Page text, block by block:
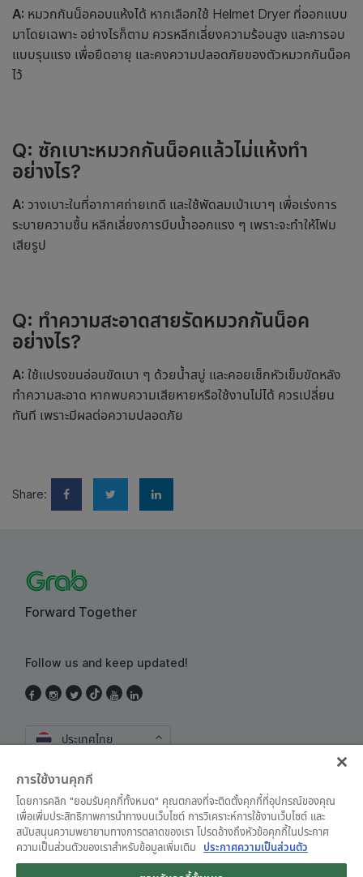
A: หมวกกันน็อคอบแห้งได้ หากเลือกใช้ Helmet Dryer ที่ออกแบบ
มาโดยเฉพาะ อย่างไรก็ตาม ควรหลีกเลี่ยงความร้อนสูง และการอบ
แบบรุนแรง เพื่อยืดอายุ และคงความปลอดภัยของตัวหมวกกันน็อค
ไว้
Q: ซักเบาะหมวกกันน็อคแล้วไม่แห้งทำ
อย่างไร?
A: วางเบาะในที่อากาศถ่ายเทดี และใช้พัดลมเป่าเบาๆ เพื่อเร่งการ
ระบายความชื้น หลีกเลี่ยงการบีบน้ำออกแรง ๆ เพราะจะทำให้โฟม
เสียรูป
Q: ทำความสะอาดสายรัดหมวกกันน็อค
อย่างไร?
A: ใช้แปรงขนอ่อนขัดเบา ๆ ด้วยน้ำสบู่ และคอยเช็กหัวเข็มขัดหลัง
ทำความสะอาด หากพบความเสียหายหรือใช้งานไม่ได้ ควรเปลี่ยน
ทันที เพราะมีผลต่อความปลอดภัย
Share:
Forward Together
Follow us and keep updated!
ประเทศไทย
•
การใช้งานคุกกี้
โดยการคลิก "ยอมรับคุกกี้ทั้งหมด" คุณตกลงที่จะติดตั้งคุกกี้ที่อุปกรณ์ของคุณ
เพื่อเพิ่มประสิทธิภาพการนำทางบนเว็บไซต์ การวิเคราะห์การใช้งานเว็บไซต์ และ
สนับสนุนความพยายามทางการตลาดของเรา โปรดอ้างถึงหัวข้อคุกกี้ในประกาศ
ความเป็นส่วนตัวของเราสำหรับข้อมูลเพิ่มเติม
ประกาศความเป็นส่วนตัว